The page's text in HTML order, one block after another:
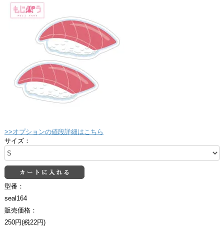
>>オプションの値段詳細はこちら
サイズ：
型番：
seal164
販売価格：
250円(税22円)